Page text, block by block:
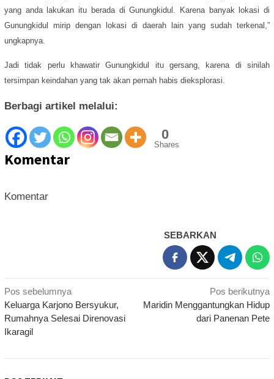
yang anda lakukan itu berada di Gunungkidul. Karena banyak lokasi di
Gunungkidul mirip dengan lokasi di daerah lain yang sudah terkenal,”
ungkapnya.
Jadi tidak perlu khawatir Gunungkidul itu gersang, karena di sinilah
tersimpan keindahan yang tak akan pernah habis dieksplorasi.
Berbagi artikel melalui:
0
Shares
Komentar
Komentar
SEBARKAN
Navigasi
pos
Pos sebelumnya
Keluarga Karjono Bersyukur,
Rumahnya Selesai Direnovasi
Ikaragil
Pos berikutnya
Maridin Menggantungkan Hidup
dari Panenan Pete